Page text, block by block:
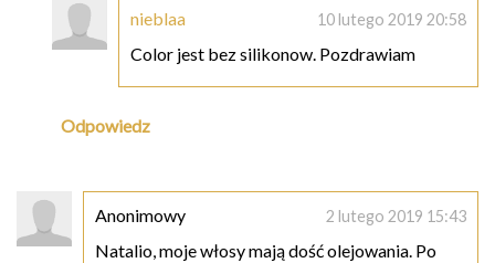
nieblaa 10 lutego 2019 20:58
Color jest bez silikonow. Pozdrawiam
Odpowiedz
Anonimowy 2 lutego 2019 15:43
Natalio, moje włosy mają dość olejowania. Po